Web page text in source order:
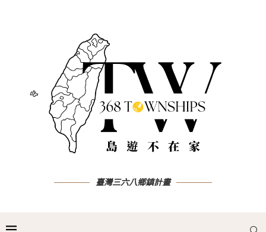
臺灣三六八鄉鎮計畫